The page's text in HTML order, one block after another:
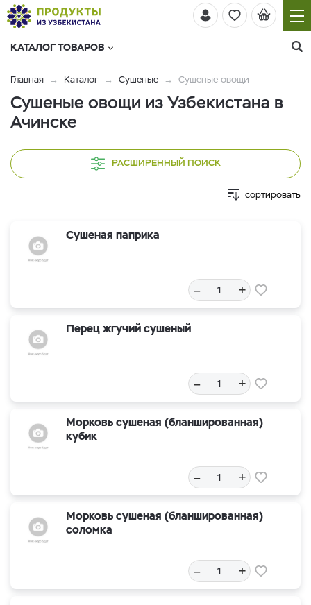
КАТАЛОГ ТОВАРОВ
Главная Каталог Сушеные Сушеные овощи
Сушеные овощи из Узбекистана в
Ачинске
РАСШИРЕННЫЙ ПОИСК
сортировать
Сушеная паприка
– +
Перец жгучий сушеный
– +
Морковь сушеная (бланшированная)
кубик
– +
Морковь сушеная (бланшированная)
соломка
– +